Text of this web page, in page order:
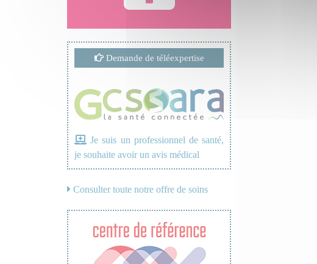
Demande de téléexpertise
Je suis un professionnel de santé,
je souhaite avoir un avis médical
Consulter toute notre offre de soins